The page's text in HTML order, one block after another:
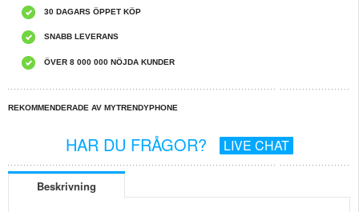
30 DAGARS ÖPPET KÖP
SNABB LEVERANS
ÖVER 8 000 000 NÖJDA KUNDER
REKOMMENDERADE AV MYTRENDYPHONE
HAR DU FRÅGOR? LIVE CHAT
Beskrivning